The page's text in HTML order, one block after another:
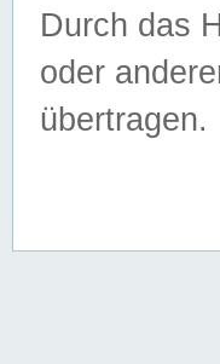
Durch das
oder
übertragen.